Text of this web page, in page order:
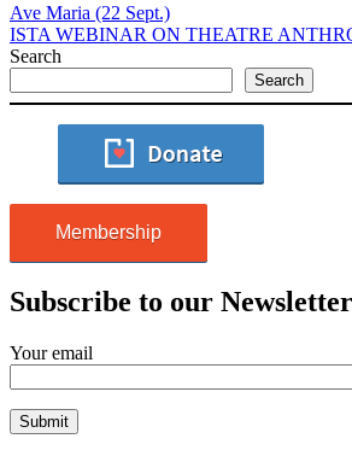
Ave Maria (22 Sept.)
ISTA WEBINAR ON THEATRE
Search
Search
Membership
Subscribe to our Newsletter
Your email